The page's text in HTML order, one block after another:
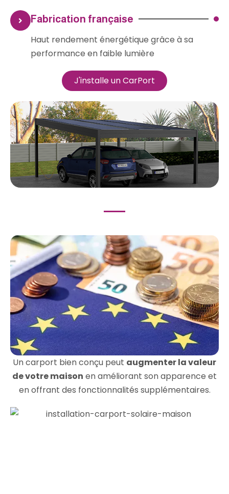
Fabrication française
Haut rendement énergétique grâce à sa
performance en faible lumière
J'installe un CarPort
Un carport bien conçu peut augmenter la valeur
de votre maison en améliorant son apparence et
en offrant des fonctionnalités supplémentaires.